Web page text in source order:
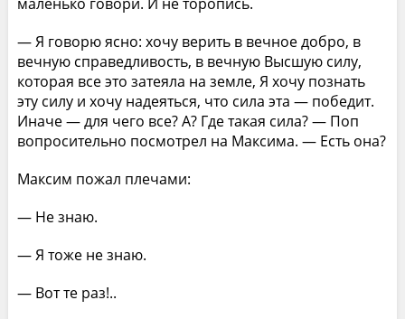
— Я говорю ясно: хочу верить в вечное добро, в
вечную справедливость, в вечную Высшую силу,
которая все это затеяла на земле, Я хочу познать
эту силу и хочу надеяться, что сила эта — победит.
Иначе — для чего все? А? Где такая сила? — Поп
вопросительно посмотрел на Максима. — Есть она?
Максим пожал плечами:
— Не знаю.
— Я тоже не знаю.
— Вот те раз!..